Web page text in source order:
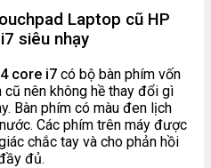
Laptop cũ HP
siêu nhạy
core i7 có bộ bàn phím vốn
nên không hề thay đổi gì
Bàn phím có màu đen lịch
Các phím trên máy được
chắc tay và cho phản hồi
đủ.